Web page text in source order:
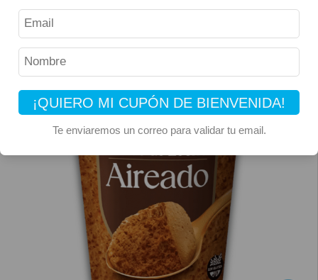
¡QUIERO MI CUPÓN DE BIENVENIDA!
Te enviaremos un correo para validar tu email.